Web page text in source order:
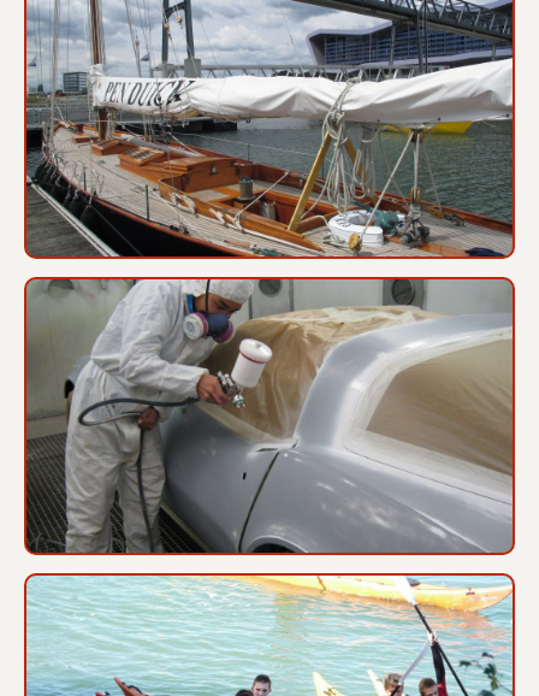
Sortie Pen Duick Greta et FC
Peinture Corvette